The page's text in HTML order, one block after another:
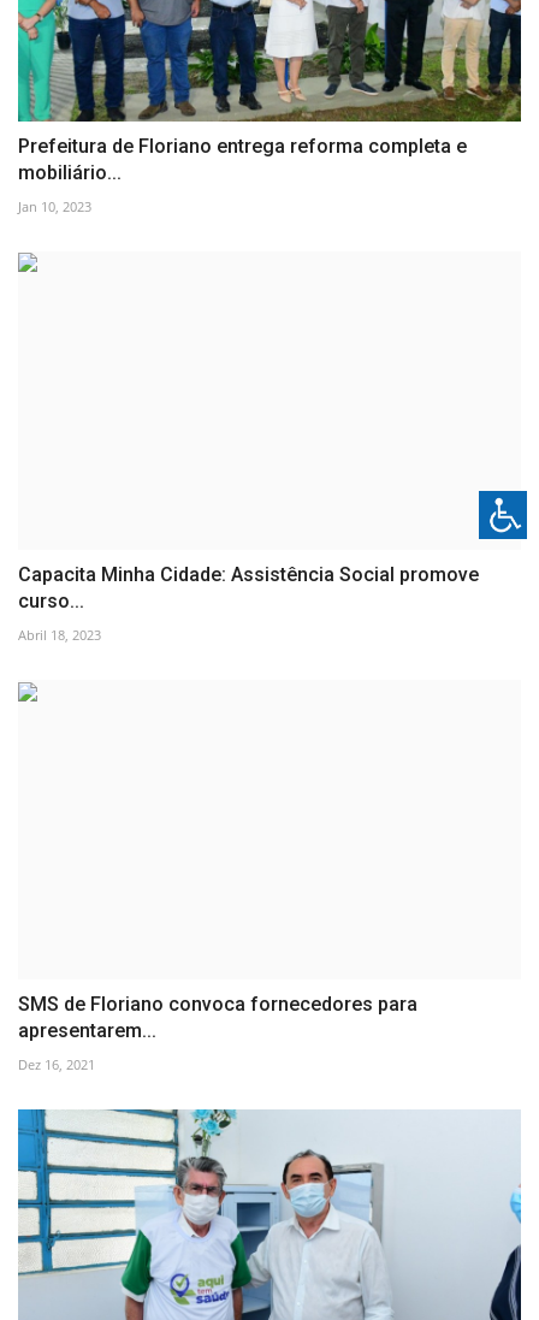
Prefeitura de Floriano entrega reforma completa e
mobiliário...
Jan 10, 2023
Capacita Minha Cidade: Assistência Social promove
curso...
Abril 18, 2023
SMS de Floriano convoca fornecedores para
apresentarem...
Dez 16, 2021